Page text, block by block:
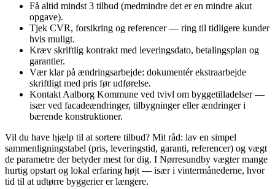
Få altid mindst 3 tilbud (medmindre det er en mindre akut
opgave).
Tjek CVR, forsikring og referencer — ring til tidligere kunder
hvis muligt.
Kræv skriftlig kontrakt med leveringsdato, betalingsplan og
garantier.
Vær klar på ændringsarbejde: dokumentér ekstraarbejde
skriftligt med pris før udførelse.
Kontakt Aalborg Kommune ved tvivl om byggetilladelser —
især ved facadeændringer, tilbygninger eller ændringer i
bærende konstruktioner.
Vil du have hjælp til at sortere tilbud? Mit råd: lav en simpel
sammenligningstabel (pris, leveringstid, garanti, referencer) og vægt
de parametre der betyder mest for dig. I Nørresundby vægter mange
hurtig opstart og lokal erfaring højt — især i vintermånederne, hvor
tid til at udtørre byggerier er længere.